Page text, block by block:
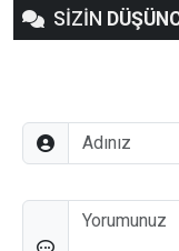
SİZİN
Adınız
Düşünceleriniz